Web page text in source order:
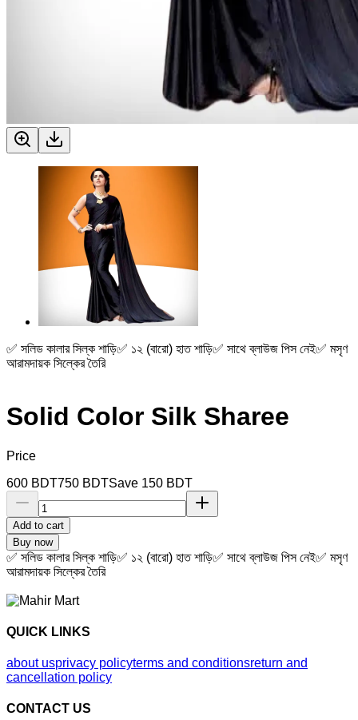
✅ সলিড কালার সিল্ক শাড়ি✅ ১২ (বারো) হাত শাড়ি✅ সাথে ব্লাউজ পিস নেই✅ মসৃণ
আরামদায়ক সিল্কের তৈরি
Solid Color Silk Sharee
Price
600 BDT750 BDTSave 150 BDT
Add to cart
Buy now
✅ সলিড কালার সিল্ক শাড়ি✅ ১২ (বারো) হাত শাড়ি✅ সাথে ব্লাউজ পিস নেই✅ মসৃণ
আরামদায়ক সিল্কের তৈরি
QUICK LINKS
about usprivacy policyterms and conditionsreturn and
cancellation policy
CONTACT US